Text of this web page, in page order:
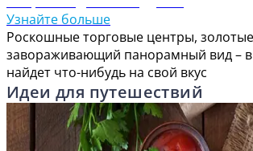
Узнайте больше
Роскошные торговые центры,
завораживающий панорамный вид –
найдет что-нибудь на свой вкус
Идеи для путешествий